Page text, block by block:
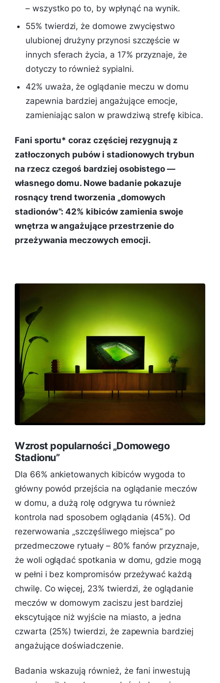
– wszystko po to, by wpłynąć na wynik.
55% twierdzi, że domowe zwycięstwo
ulubionej drużyny przynosi szczęście w
innych sferach życia, a 17% przyznaje, że
dotyczy to również sypialni.
42% uważa, że oglądanie meczu w domu
zapewnia bardziej angażujące emocje,
zamieniając salon w prawdziwą strefę kibica.
Fani sportu* coraz częściej rezygnują z
zatłoczonych pubów i stadionowych trybun
na rzecz czegoś bardziej osobistego —
własnego domu. Nowe badanie pokazuje
rosnący trend tworzenia „domowych
stadionów”: 42% kibiców zamienia swoje
wnętrza w angażujące przestrzenie do
przeżywania meczowych emocji.
Wzrost popularności „Domowego
Stadionu”
Dla 66% ankietowanych kibiców wygoda to
główny powód przejścia na oglądanie meczów
w domu, a dużą rolę odgrywa tu również
kontrola nad sposobem oglądania (45%). Od
rezerwowania „szczęśliwego miejsca” po
przedmeczowe rytuały – 80% fanów przyznaje,
że woli oglądać spotkania w domu, gdzie mogą
w pełni i bez kompromisów przeżywać każdą
chwilę. Co więcej, 23% twierdzi, że oglądanie
meczów w domowym zaciszu jest bardziej
ekscytujące niż wyjście na miasto, a jedna
czwarta (25%) twierdzi, że zapewnia bardziej
angażujące doświadczenie.
Badania wskazują również, że fani inwestują